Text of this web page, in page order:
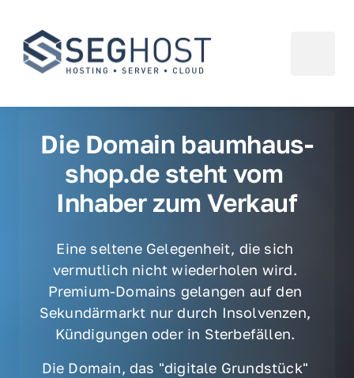
Die Domain baumhaus-
shop.de steht vom
Inhaber zum Verkauf
Eine seltene Gelegenheit, die sich
vermutlich nicht wiederholen wird.
Premium-Domains gelangen auf den
Sekundärmarkt nur durch Insolvenzen,
Kündigungen oder in Sterbefällen.
Die Domain, das "digitale Grundstück"